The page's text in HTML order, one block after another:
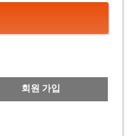
회원 가입